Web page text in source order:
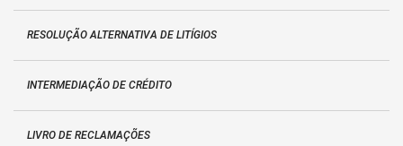
RESOLUÇÃO ALTERNATIVA DE LITÍGIOS
INTERMEDIAÇÃO DE CRÉDITO
LIVRO DE RECLAMAÇÕES